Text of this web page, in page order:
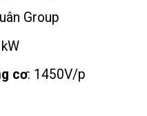
Group
cơ: 1450V/p